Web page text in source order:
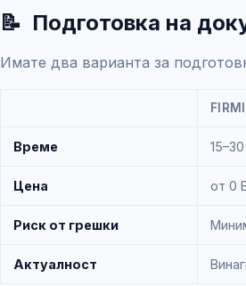
📝 Подготовка на
Имате два варианта за
Време
Цена от 0
Риск от грешки
Актуалност